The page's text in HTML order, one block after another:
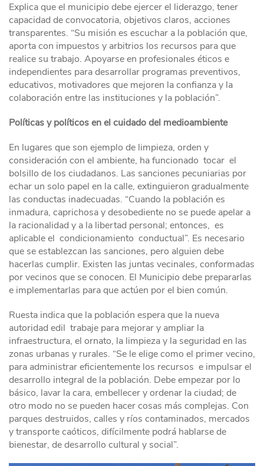
Explica que el municipio debe ejercer el liderazgo, tener
capacidad de convocatoria, objetivos claros, acciones
transparentes. “Su misión es escuchar a la población que,
aporta con impuestos y arbitrios los recursos para que
realice su trabajo. Apoyarse en profesionales éticos e
independientes para desarrollar programas preventivos,
educativos, motivadores que mejoren la confianza y la
colaboración entre las instituciones y la población”.
Políticas y políticos en el cuidado del medioambiente
En lugares que son ejemplo de limpieza, orden y
consideración con el ambiente, ha funcionado tocar el
bolsillo de los ciudadanos. Las sanciones pecuniarias por
echar un solo papel en la calle, extinguieron gradualmente
las conductas inadecuadas. “Cuando la población es
inmadura, caprichosa y desobediente no se puede apelar a
la racionalidad y a la libertad personal; entonces, es
aplicable el condicionamiento conductual”. Es necesario
que se establezcan las sanciones, pero alguien debe
hacerlas cumplir. Existen las juntas vecinales, conformadas
por vecinos que se conocen. El Municipio debe prepararlas
e implementarlas para que actúen por el bien común.
Ruesta indica que la población espera que la nueva
autoridad edil trabaje para mejorar y ampliar la
infraestructura, el ornato, la limpieza y la seguridad en las
zonas urbanas y rurales. “Se le elige como el primer vecino,
para administrar eficientemente los recursos e impulsar el
desarrollo integral de la población. Debe empezar por lo
básico, lavar la cara, embellecer y ordenar la ciudad; de
otro modo no se pueden hacer cosas más complejas. Con
parques destruidos, calles y ríos contaminados, mercados
y transporte caóticos, difícilmente podrá hablarse de
bienestar, de desarrollo cultural y social”.